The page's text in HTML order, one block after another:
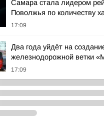
Самара стала лидером
Поволжья по количеству
17:09
Два года уйдёт на
железнодорожной ветки
17:09